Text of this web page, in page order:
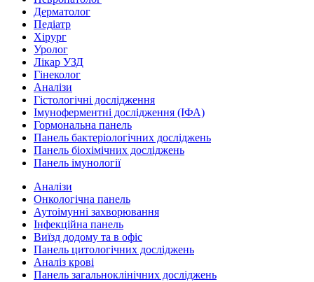
Дерматолог
Педіатр
Хірург
Уролог
Лікар УЗД
Гінеколог
Аналізи
Гістологічні дослідження
Імуноферментні дослідження (ІФА)
Гормональна панель
Панель бактеріологічних досліджень
Панель біохімічних досліджень
Панель імунології
Аналізи
Онкологічна панель
Аутоімунні захворювання
Інфекційна панель
Виїзд додому та в офіс
Панель цитологічних досліджень
Аналіз крові
Панель загальноклінічних досліджень